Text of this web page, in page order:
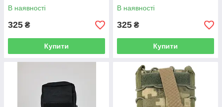
В наявності
325 ₴
Купити
В наявності
325 ₴
Купити